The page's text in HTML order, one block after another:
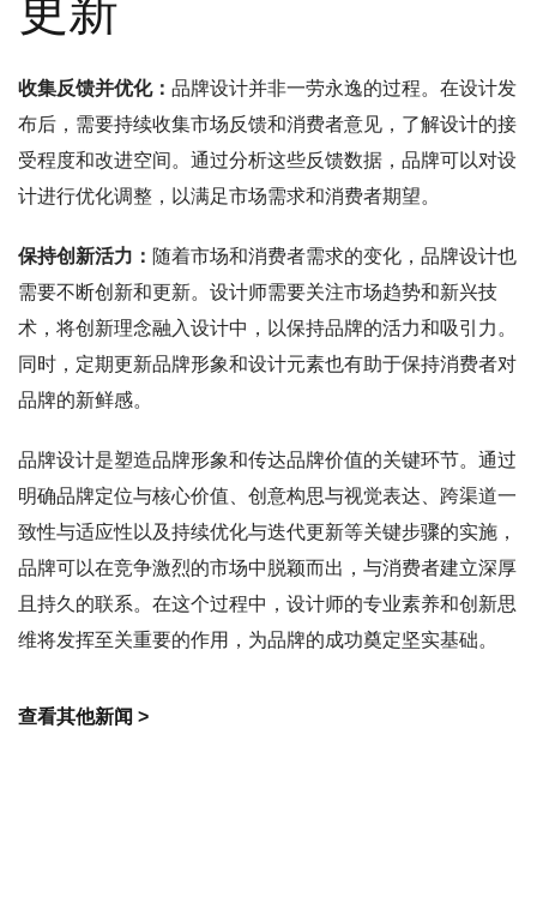
更新
收集反馈并优化： 品牌设计并非一劳永逸的过程。在设计发
布后，需要持续收集市场反馈和消费者意见，了解设计的接
受程度和改进空间。通过分析这些反馈数据，品牌可以对设
计进行优化调整，以满足市场需求和消费者期望。
保持创新活力： 随着市场和消费者需求的变化，品牌设计也
需要不断创新和更新。设计师需要关注市场趋势和新兴技
术，将创新理念融入设计中，以保持品牌的活力和吸引力。
同时，定期更新品牌形象和设计元素也有助于保持消费者对
品牌的新鲜感。
品牌设计是塑造品牌形象和传达品牌价值的关键环节。通过
明确品牌定位与核心价值、创意构思与视觉表达、跨渠道一
致性与适应性以及持续优化与迭代更新等关键步骤的实施，
品牌可以在竞争激烈的市场中脱颖而出，与消费者建立深厚
且持久的联系。在这个过程中，设计师的专业素养和创新思
维将发挥至关重要的作用，为品牌的成功奠定坚实基础。
查看其他新闻 >